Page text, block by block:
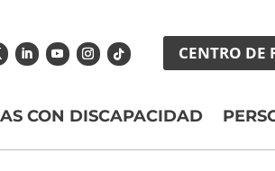
CENTRO DE
CON DISCAPACIDAD